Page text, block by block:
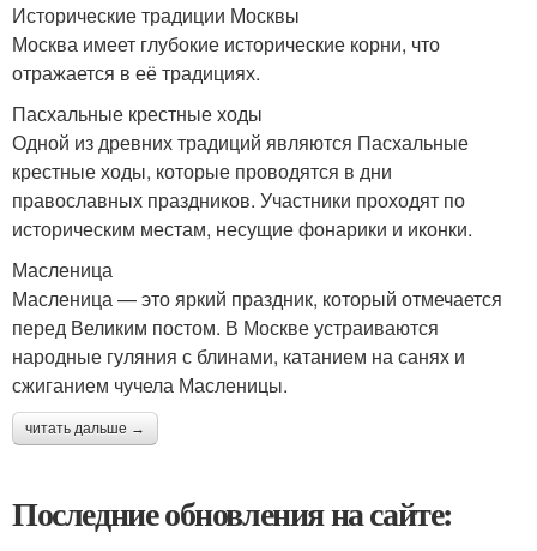
Исторические традиции Москвы
Москва имеет глубокие исторические корни, что
отражается в её традициях.
Пасхальные крестные ходы
Одной из древних традиций являются Пасхальные
крестные ходы, которые проводятся в дни
православных праздников. Участники проходят по
историческим местам, несущие фонарики и иконки.
Масленица
Масленица — это яркий праздник, который отмечается
перед Великим постом. В Москве устраиваются
народные гуляния с блинами, катанием на санях и
сжиганием чучела Масленицы.
читать дальше →
Последние обновления на сайте: